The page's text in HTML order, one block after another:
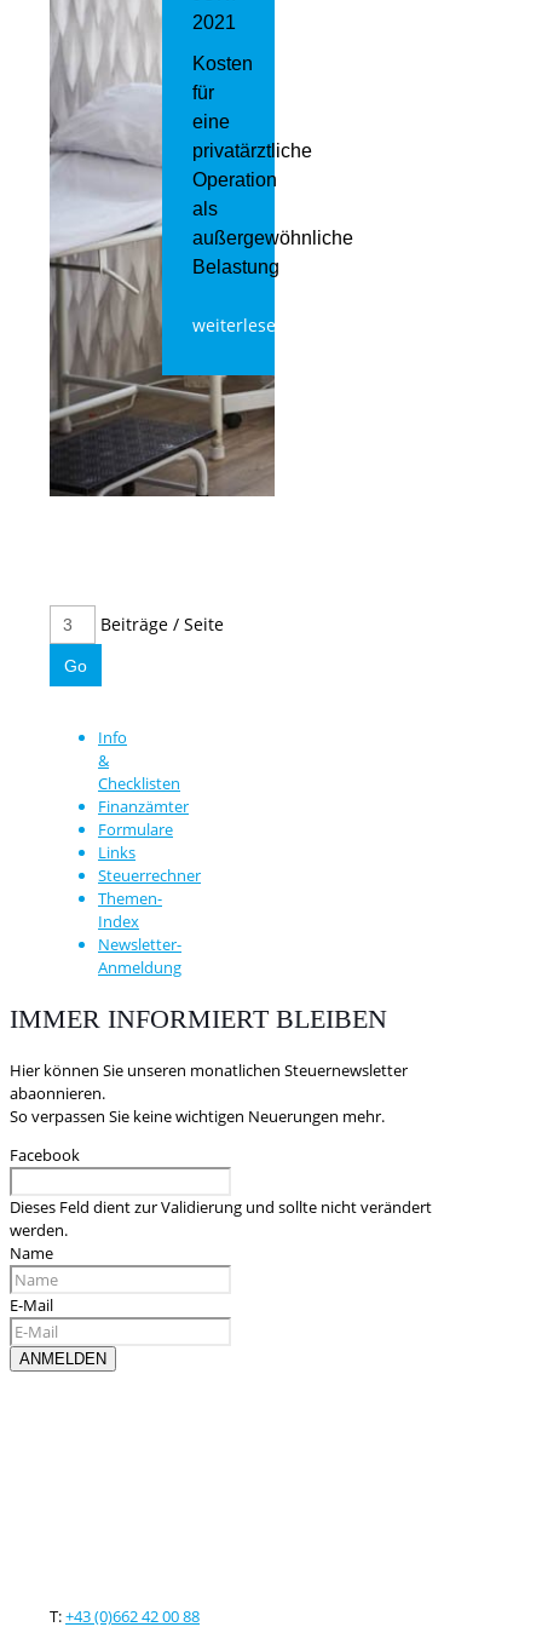
2021
Kosten
für
eine
privatärztliche
Operation
als
außergewöhnliche
Belastung
weiterlesen
Beiträge / Seite
Info
&
Checklisten
Finanzämter
Formulare
Links
Steuerrechner
Themen-
Index
Newsletter-
Anmeldung
IMMER INFORMIERT BLEIBEN
Hier können Sie unseren monatlichen Steuernewsletter
abaonnieren.
So verpassen Sie keine wichtigen Neuerungen mehr.
Facebook
Dieses Feld dient zur Validierung und sollte nicht verändert
werden.
Name
E-Mail
T:+43 (0)662 42 00 88